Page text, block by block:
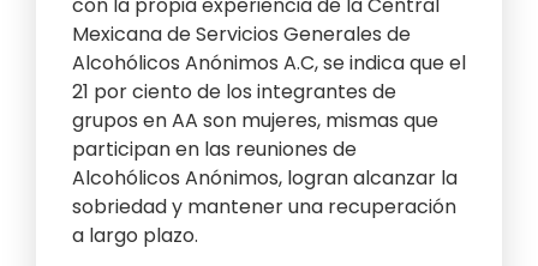
Mexicana de Servicios Generales de
Alcohólicos Anónimos A.C, se indica que el
21 por ciento de los integrantes de
grupos en AA son mujeres, mismas que
participan en las reuniones de
Alcohólicos Anónimos, logran alcanzar la
sobriedad y mantener una recuperación
a largo plazo.